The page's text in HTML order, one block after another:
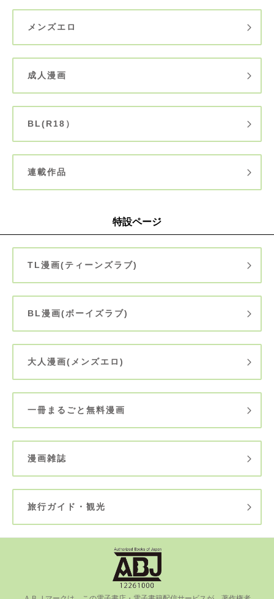
メンズエロ
成人漫画
BL(R18）
連載作品
特設ページ
TL漫画(ティーンズラブ)
BL漫画(ボーイズラブ)
大人漫画(メンズエロ)
一冊まるごと無料漫画
漫画雑誌
旅行ガイド・観光